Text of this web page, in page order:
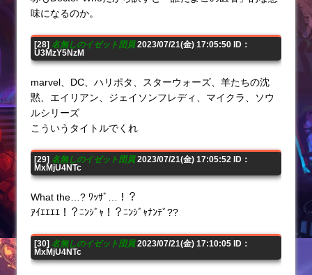
味になるのか。
[28] 名無しのイゼット団員2023/07/21(金) 17:05:50 ID：
U3MzY5NzM
marvel、DC、ハリポタ、スターウォーズ、羊たちの沈
黙、エイリアン、ジェイソンフレディ、マイクラ、ソウ
ルシリーズ
こういうタイトルでくれ
[29] 名無しのイゼット団員2023/07/21(金) 17:05:52 ID：
MxMjU4NTc
What the…? ﾜｯｻﾞ…！？
ｱｲｴｴｴｴ！？ﾆﾝｼﾞｬ！？ﾆﾝｼﾞｬﾅﾝﾃﾞ??
[30] 名無しのイゼット団員2023/07/21(金) 17:10:05 ID：
MxMjU4NTc